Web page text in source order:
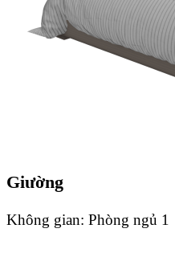
Giường
Không gian: Phòng ngủ 1